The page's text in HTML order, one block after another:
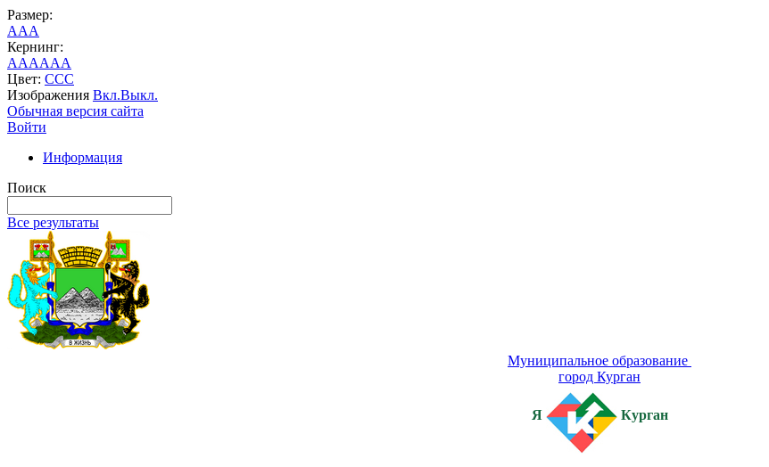
Размер:
AAA
Кернинг:
AAAAAA
Цвет: CCC
Изображения Вкл.Выкл.
Обычная версия сайта
Войти
Информация
Поиск
Все результаты
Муниципальное образование
город Курган
Я Курган